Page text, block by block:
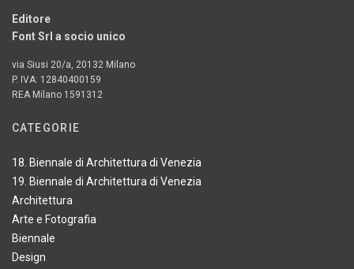
Editore
Font Srl a socio unico
via Siusi 20/a, 20132 Milano
P. IVA: 12840400159
REA Milano 1591312
CATEGORIE
18. Biennale di Architettura di Venezia
19. Biennale di Architettura di Venezia
Architettura
Arte e Fotografia
Biennale
Design